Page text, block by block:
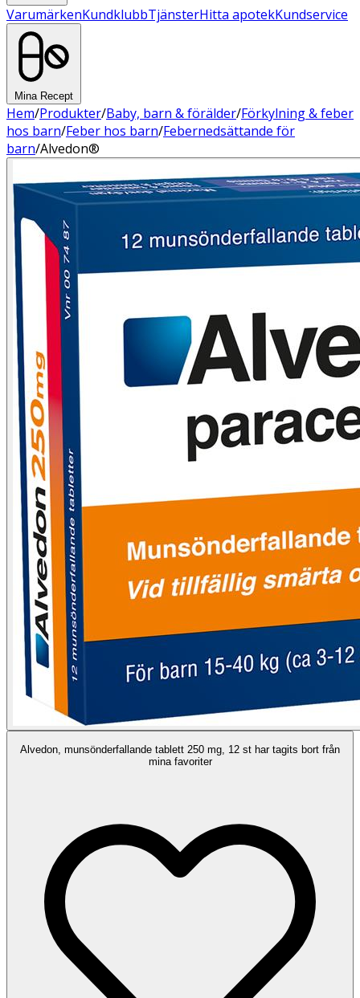
VarumärkenKundklubbTjänsterHitta apotekKundservice
Mina Recept
Hem/Produkter/Baby, barn & förälder/Förkylning & feber
hos barn/Feber hos barn/Febernedsättande för
barn/Alvedon®
Alvedon, munsönderfallande tablett 250 mg, 12 st har tagits bort från
mina favoriter